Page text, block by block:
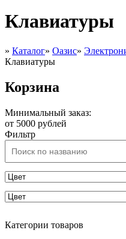
Клавиатуры
» Каталог» Оазис»
Клавиатуры
Корзина
Минимальный заказ:
от 5000 рублей
Фильтр
Категории товаров